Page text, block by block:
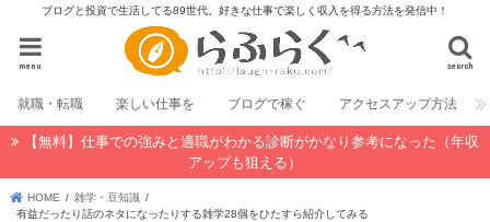
ブログと投資で生活してる89世代。好きな仕事で楽しく収入を得る方法を発信中！
search
menu
就職・転職 楽しい仕事を ブログで稼ぐ アクセスアップ方法
【無料】仕事での強みと適職がわかる診断がかなり参考になった（年収
アップも狙える）
HOME
雑学・豆知識
有益だったり話のネタになったりする雑学28個をひたすら紹介してみる